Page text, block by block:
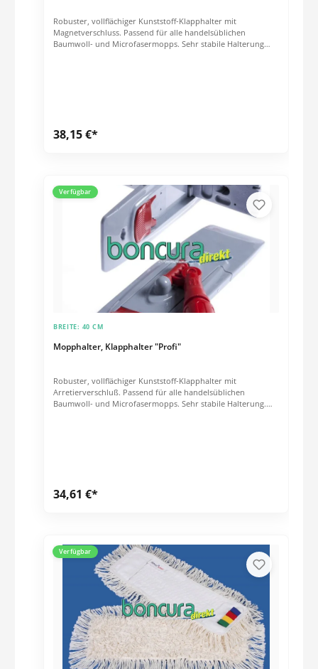
Robuster, vollflächiger Kunststoff-Klapphalter mit
Magnetverschluss. Passend für alle handelsüblichen
Baumwoll- und Microfasermopps. Sehr stabile Halterung
38,15 €*
Verfügbar
Mopphalter, Klapphalter "Profi"
BREITE: 40 CM
Robuster, vollflächiger Kunststoff-Klapphalter mit
Arretierverschluß. Passend für alle handelsüblichen
Baumwoll- und Microfasermopps. Sehr stabile Halterung.
34,61 €*
Verfügbar